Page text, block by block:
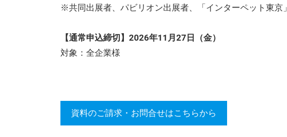
※共同出展者、パビリオン出展者、「インターペット東京
【通常申込締切】2026年11月27日（金）
対象：全企業様
資料のご請求・お問合せはこちらから